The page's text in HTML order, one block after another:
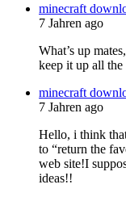
minecraft
7 Jahren ago
What’s up
keep it up all the
minecraft
7 Jahren ago
Hello, i think
to “return the
web site!I
ideas!!